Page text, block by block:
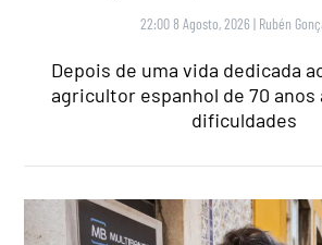
22:00 8 Agosto, 2026 | Rubén
Depois de uma vida dedicada
agricultor espanhol de 70 anos
dificuldades